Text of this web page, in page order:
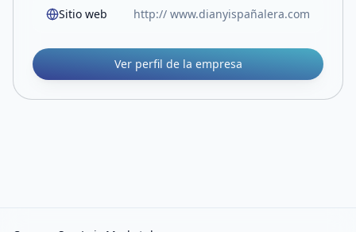
Sitio web http:// www.dianyispañalera.com
Ver perfil de la empresa